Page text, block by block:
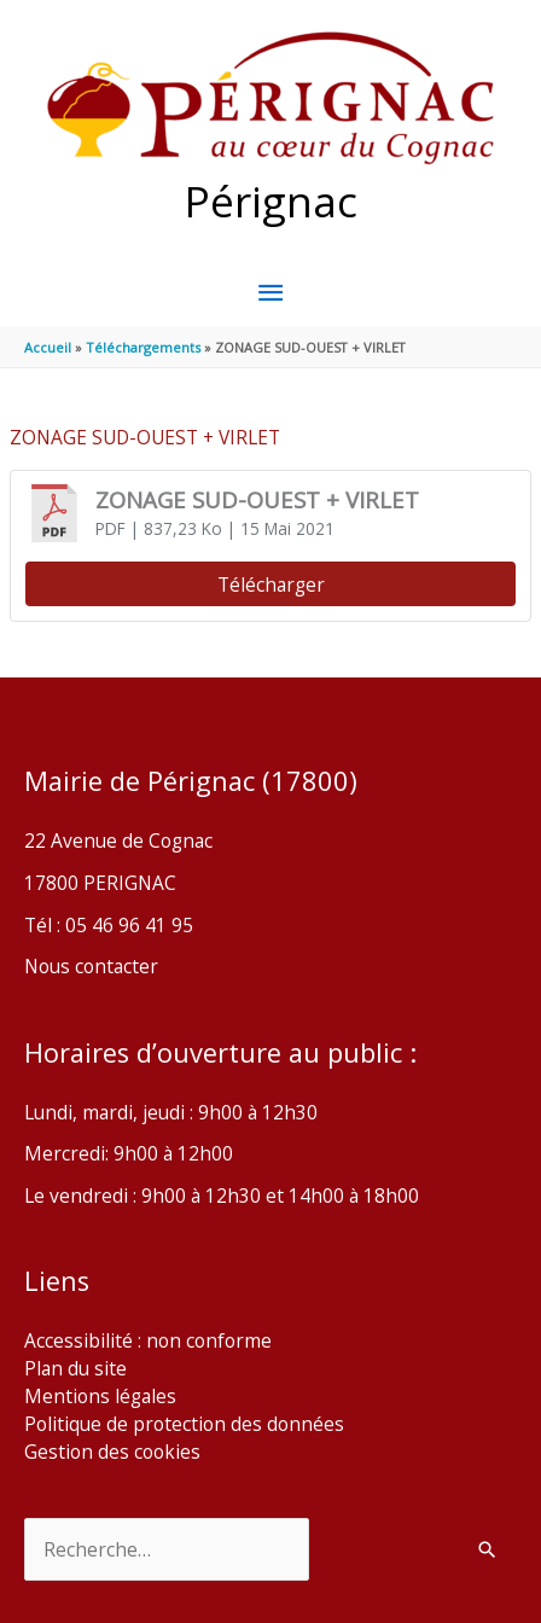
Pérignac
MENU
PRINCIPAL
Accueil Téléchargements ZONAGE SUD-OUEST + VIRLET
ZONAGE SUD-OUEST + VIRLET
ZONAGE SUD-OUEST + VIRLET
PDF| 837,23 Ko | 15 Mai 2021
Télécharger
Mairie de Pérignac (17800)
22 Avenue de Cognac
17800 PERIGNAC
Tél : 05 46 96 41 95
Nous contacter
Horaires d’ouverture au public :
Lundi, mardi, jeudi : 9h00 à 12h30
Mercredi: 9h00 à 12h00
Le vendredi : 9h00 à 12h30 et 14h00 à 18h00
Liens
Accessibilité : non conforme
Plan du site
Mentions légales
Politique de protection des données
Gestion des cookies